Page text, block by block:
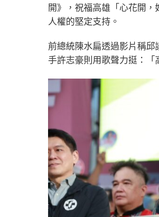
開》，祝福高雄「心花開
人權的堅定支持。
前總統陳水扁透過影片稱
手許志豪則用歌聲力挺：「